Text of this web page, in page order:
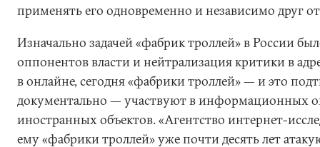
применять его одновременно и независимо друг от
Изначально задачей «фабрик троллей» в России
оппонентов власти и нейтрализация критики в
в онлайне, сегодня «фабрики троллей» — и это
документально — участвуют в информационных
иностранных объектов. «Агентство интернет-
ему «фабрики троллей» уже почти десять лет